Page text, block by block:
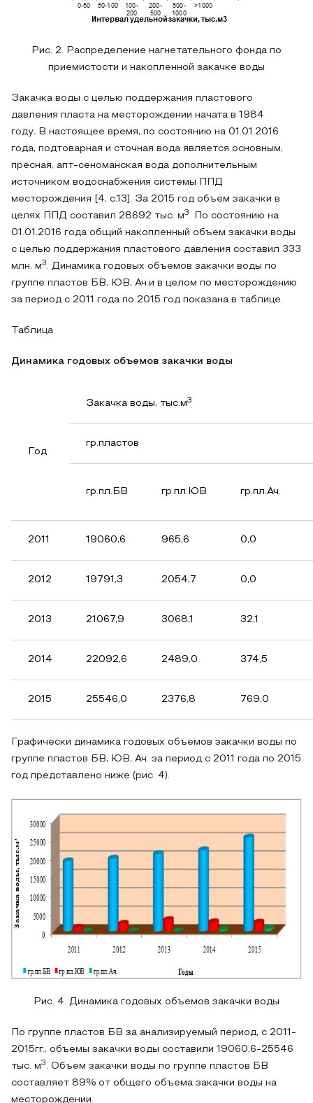
Рис. 2. Распределение нагнетательного фонда по
приемистости и накопленной закачке воды
Закачка воды с целью поддержания пластового
давления пласта на месторождении начата в 1984
году. В настоящее время, по состоянию на 01.01.2016
года, подтоварная и сточная вода является основным,
пресная, апт-сеноманская вода дополнительным
источником водоснабжения системы ППД
месторождения [4, с.13]. За 2015 год объем закачки в
целях ППД составил 28692 тыс. м3 . По состоянию на
01.01.2016 года общий накопленный объем закачки воды
с целью поддержания пластового давления составил 333
млн. м3 . Динамика годовых объемов закачки воды по
группе пластов БВ, ЮВ, Ач.и в целом по месторождению
за период с 2011 года по 2015 год показана в таблице.
Таблица
Динамика годовых объемов закачки воды
Год
Закачка воды, тыс.м3
гр.пластов
гр.пл.БВ гр.пл.ЮВ гр.пл.Ач.
2011 19060,6 965,6 0,0
2012 19791,3 2054,7 0,0
2013 21067,9 3068,1 32,1
2014 22092,6 2489,0 374,5
2015 25546,0 2376,8 769,0
Графически динамика годовых объемов закачки воды по
группе пластов БВ, ЮВ, Ач. за период с 2011 года по 2015
год представлено ниже (рис. 4).
Рис. 4. Динамика годовых объемов закачки воды
По группе пластов БВ за анализируемый период, с 2011-
2015гг., объемы закачки воды составили 19060,6-25546
тыс. м3 . Объем закачки воды по группе пластов БВ
составляет 89% от общего объема закачки воды на
месторождении.